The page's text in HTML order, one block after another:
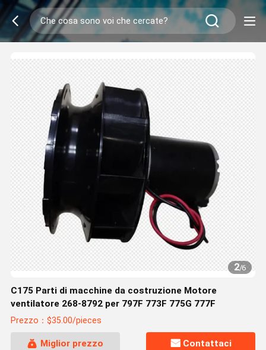
2/6
C175 Parti di macchine da costruzione Motore
ventilatore 268-8792 per 797F 773F 775G 777F
Prezzo：$35.00/pieces
Miglior prezzo Contattaci